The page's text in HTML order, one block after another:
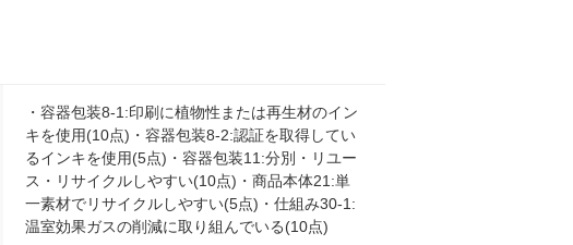
・容器包装8-1:印刷に植物性または再生材のイン
キを使用(10点)・容器包装8-2:認証を取得してい
るインキを使用(5点)・容器包装11:分別・リユー
ス・リサイクルしやすい(10点)・商品本体21:単
一素材でリサイクルしやすい(5点)・仕組み30-1:
温室効果ガスの削減に取り組んでいる(10点)